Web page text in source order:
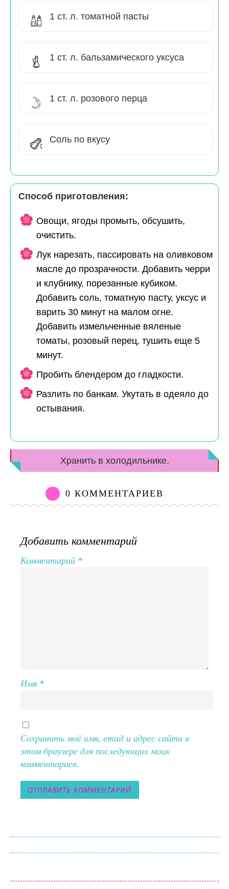
1 ст. л. томатной пасты
1 ст. л. бальзамического уксуса
1 ст. л. розового перца
Соль по вкусу
Способ приготовления:
Овощи, ягоды промыть, обсушить,
очистить.
Лук нарезать, пассировать на оливковом
масле до прозрачности. Добавить черри
и клубнику, порезанные кубиком.
Добавить соль, томатную пасту, уксус и
варить 30 минут на малом огне.
Добавить измельченные вяленые
томаты, розовый перец, тушить еще 5
минут.
Пробить блендером до гладкости.
Разлить по банкам. Укутать в одеяло до
остывания.
Хранить в холодильнике.
0 КОММЕНТАРИЕВ
Добавить комментарий
Комментарий *
Имя *
Сохранить моё имя, email и адрес сайта в
этом браузере для последующих моих
комментариев.